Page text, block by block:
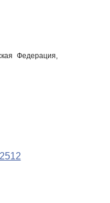
Федерация,